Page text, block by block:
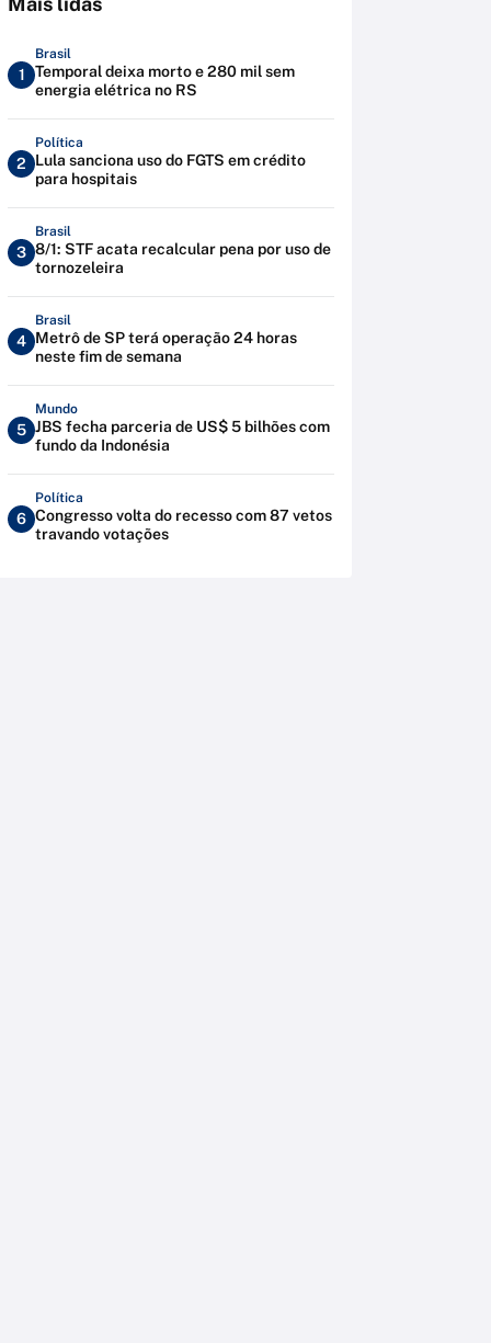
1
Brasil
Temporal deixa morto e 280 mil sem
energia elétrica no RS
2
Política
Lula sanciona uso do FGTS em crédito
para hospitais
3
Brasil
8/1: STF acata recalcular pena por uso de
tornozeleira
4
Brasil
Metrô de SP terá operação 24 horas
neste fim de semana
5
Mundo
JBS fecha parceria de US$ 5 bilhões com
fundo da Indonésia
6
Política
Congresso volta do recesso com 87 vetos
travando votações